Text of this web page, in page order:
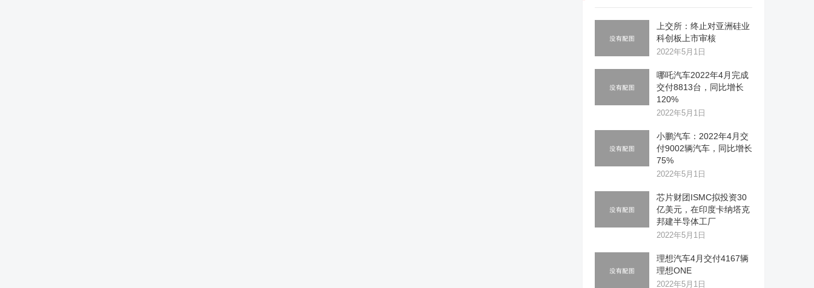
上交所：终止对亚洲硅业
科创板上市审核
2022年5月1日
哪吒汽车2022年4月完成
交付8813台，同比增长
120%
2022年5月1日
小鹏汽车：2022年4月交
付9002辆汽车，同比增长
75%
2022年5月1日
芯片财团ISMC拟投资30
亿美元，在印度卡纳塔克
邦建半导体工厂
2022年5月1日
理想汽车4月交付4167辆
理想ONE
2022年5月1日